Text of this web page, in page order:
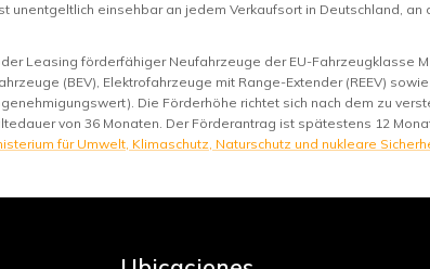
unentgeltlich einsehbar an jedem Verkaufsort in Deutschland,
Leasing förderfähiger Neufahrzeuge der EU-Fahrzeugklasse
(BEV), Elektrofahrzeuge mit Range-Extender (REEV)
Die Förderhöhe richtet sich nach dem zu
von 36 Monaten. Der Förderantrag ist spätestens 12
für Umwelt, Klimaschutz, Naturschutz und nukleare